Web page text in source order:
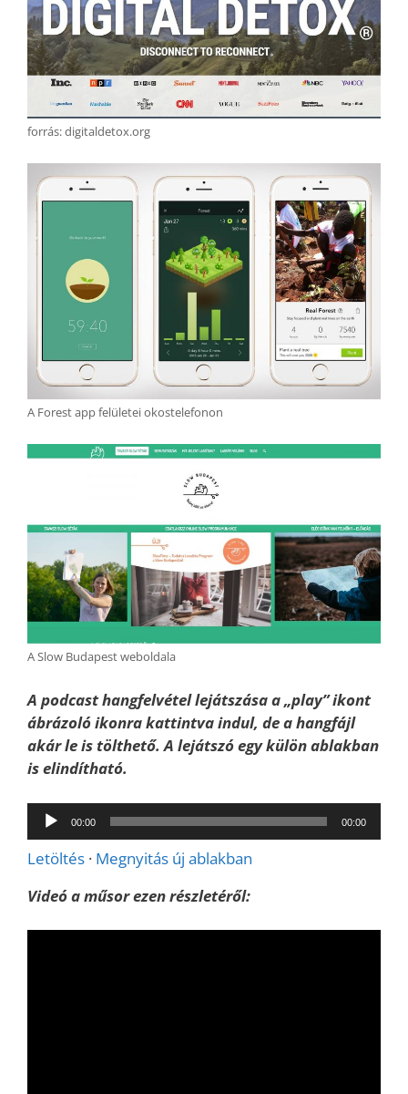
forrás: digitaldetox.org
A Forest app felületei okostelefonon
A Slow Budapest weboldala
A podcast hangfelvétel lejátszása a „play” ikont
ábrázoló ikonra kattintva indul, de a hangfájl
akár le is tölthető. A lejátszó egy külön ablakban
is elindítható.
Audió
lejátszó
00:00 00:00
Letöltés · Megnyitás új ablakban
Videó a műsor ezen részletéről: